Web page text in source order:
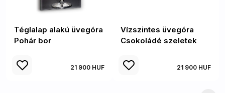
Téglalap alakú üvegóra
Pohár bor
21 900 HUF
Vízszintes üvegóra
Csokoládé szeletek
21 900 HUF